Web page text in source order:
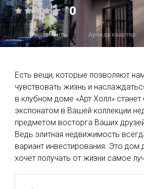
0
Апартаменты Аренда квартир
Есть вещи, которые позволяют
чувствовать жизнь и
в клубном доме «Арт Холл»
экспонатом в Вашей коллекции
предметом восторга Ваших
Ведь элитная недвижимость
вариант инвестирования. Это дом
хочет получать от жизни самое